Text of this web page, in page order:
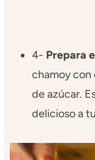
4- Prepara
chamoy con
de azúcar.
delicioso a